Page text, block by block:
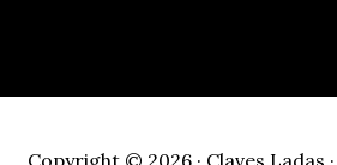
Copyright © 2026 · Claves Ladas